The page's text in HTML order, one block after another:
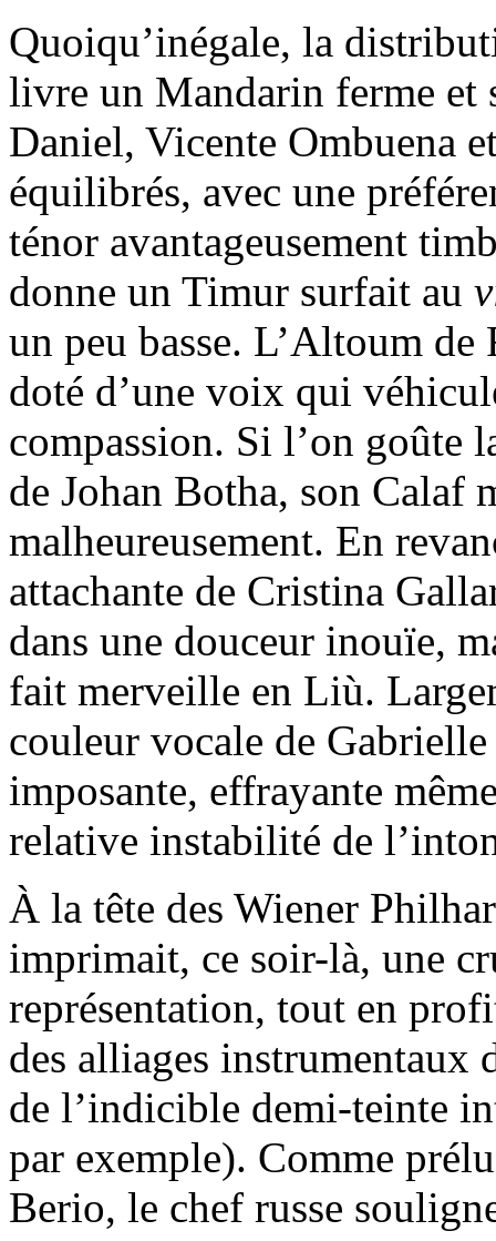
Quoiqu’inégale, la
livre un Mandarin ferme et
Daniel, Vicente Ombuena
équilibrés, avec une
ténor avantageusement
donne un Timur surfait au
un peu basse. L’Altoum
doté d’une voix qui
compassion. Si l’on goûte
de Johan Botha, son Calaf
malheureusement. En
attachante de Cristina
dans une douceur inouïe,
fait merveille en Liù.
couleur vocale de
imposante, effrayante
relative instabilité de
À la tête des Wiener
imprimait, ce soir-là, une
représentation, tout en
des alliages
de l’indicible demi-teinte
par exemple). Comme
Berio, le chef russe